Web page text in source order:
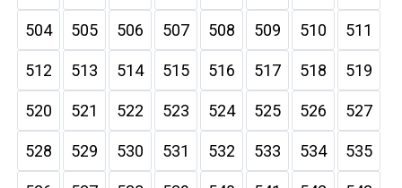
504 505 506 507 508 509 510 511
512 513 514 515 516 517 518 519
520 521 522 523 524 525 526 527
528 529 530 531 532 533 534 535